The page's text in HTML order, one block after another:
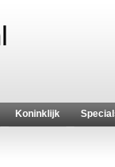
Koninklijk